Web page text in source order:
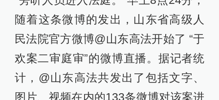
随着这条微博的发出，山东省高级人
民法院官方微博@山东高法开始了 “于
欢案二审庭审”的微博直播。据记者统
计，@山东高法共发出了包括文字、
图片、视频在内的133条微博对该案进